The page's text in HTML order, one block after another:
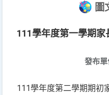
圖
111學年度第一學期家
發布單
111學年度第二學期期初